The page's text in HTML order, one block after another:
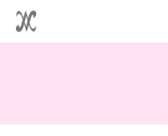
Skip
to
Korpa